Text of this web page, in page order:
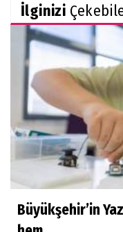
İlginizi
Büyükşehir’in